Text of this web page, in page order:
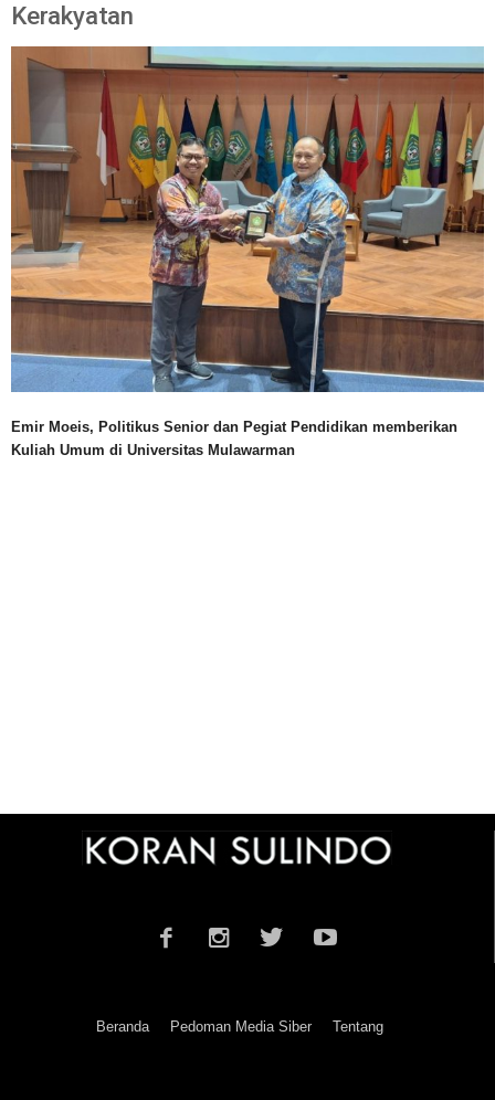
Kerakyatan
Emir Moeis, Politikus Senior dan Pegiat Pendidikan memberikan
Kuliah Umum di Universitas Mulawarman
Beranda Pedoman Media Siber Tentang